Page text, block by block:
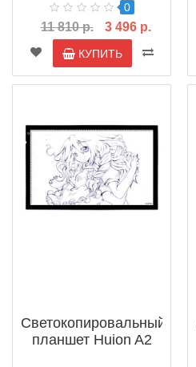
0
11 810 р. 3 496 р.
КУПИТЬ
Светокопировальный
планшет Huion A2